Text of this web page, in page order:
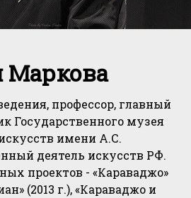
Маркова
профессор, главный
Государственного музея
имени А.С.
деятель искусств РФ.
проектов - «Караваджо»
(2013 г.), «Караваджо и